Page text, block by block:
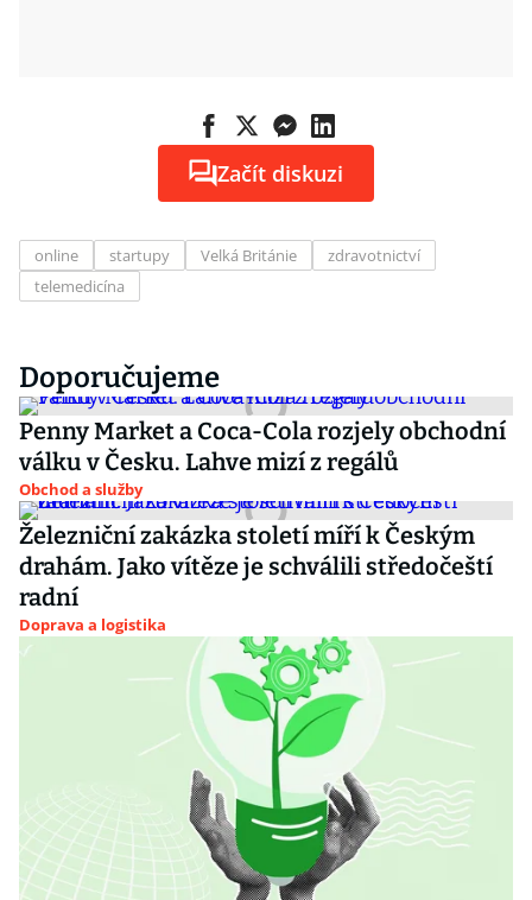
Začít diskuzi
online startupy Velká Británie
zdravotnictví
telemedicína
Doporučujeme
Penny Market a Coca-Cola rozjely obchodní
válku v Česku. Lahve mizí z regálů
Obchod a služby
Železniční zakázka století míří k Českým
drahám. Jako vítěze je schválili středočeští
radní
Doprava a logistika